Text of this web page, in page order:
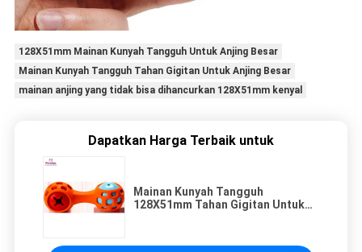
128X51mm Mainan Kunyah Tangguh Untuk Anjing Besar
Mainan Kunyah Tangguh Tahan Gigitan Untuk Anjing Besar
mainan anjing yang tidak bisa dihancurkan 128X51mm kenyal
Dapatkan Harga Terbaik untuk
Mainan Kunyah Tangguh
128X51mm Tahan Gigitan Untuk